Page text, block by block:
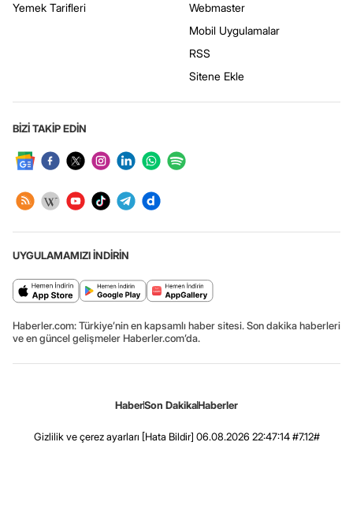
Yemek Tarifleri
Webmaster
Mobil Uygulamalar
RSS
Sitene Ekle
BİZİ TAKİP EDİN
UYGULAMAMIZI İNDİRİN
Haberler.com: Türkiye’nin en kapsamlı haber sitesi. Son dakika haberleri
ve en güncel gelişmeler Haberler.com’da.
HaberSon DakikaHaberler
Gizlilik ve çerez ayarları [Hata Bildir] 06.08.2026 22:47:14 #7.12#